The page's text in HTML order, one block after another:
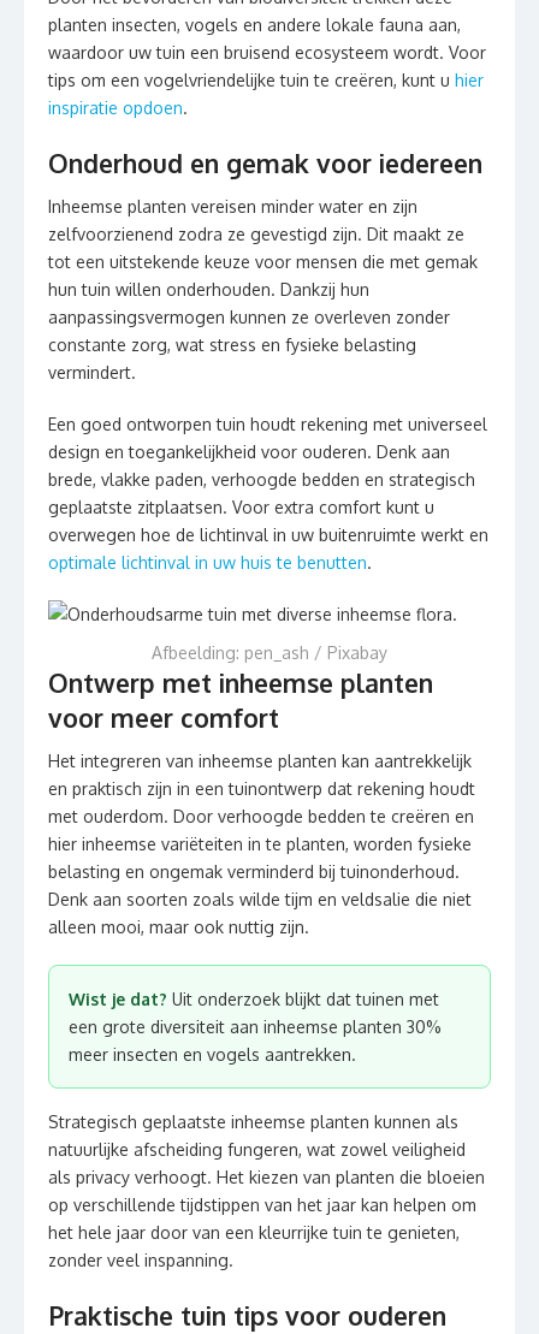
planten insecten, vogels en andere lokale fauna aan,
waardoor uw tuin een bruisend ecosysteem wordt. Voor
tips om een vogelvriendelijke tuin te creëren, kunt u hier
inspiratie opdoen.
Onderhoud en gemak voor iedereen
Inheemse planten vereisen minder water en zijn
zelfvoorzienend zodra ze gevestigd zijn. Dit maakt ze
tot een uitstekende keuze voor mensen die met gemak
hun tuin willen onderhouden. Dankzij hun
aanpassingsvermogen kunnen ze overleven zonder
constante zorg, wat stress en fysieke belasting
vermindert.
Een goed ontworpen tuin houdt rekening met universeel
design en toegankelijkheid voor ouderen. Denk aan
brede, vlakke paden, verhoogde bedden en strategisch
geplaatste zitplaatsen. Voor extra comfort kunt u
overwegen hoe de lichtinval in uw buitenruimte werkt en
optimale lichtinval in uw huis te benutten.
Afbeelding: pen_ash / Pixabay
Ontwerp met inheemse planten
voor meer comfort
Het integreren van inheemse planten kan aantrekkelijk
en praktisch zijn in een tuinontwerp dat rekening houdt
met ouderdom. Door verhoogde bedden te creëren en
hier inheemse variëteiten in te planten, worden fysieke
belasting en ongemak verminderd bij tuinonderhoud.
Denk aan soorten zoals wilde tijm en veldsalie die niet
alleen mooi, maar ook nuttig zijn.
Wist je dat? Uit onderzoek blijkt dat tuinen met
een grote diversiteit aan inheemse planten 30%
meer insecten en vogels aantrekken.
Strategisch geplaatste inheemse planten kunnen als
natuurlijke afscheiding fungeren, wat zowel veiligheid
als privacy verhoogt. Het kiezen van planten die bloeien
op verschillende tijdstippen van het jaar kan helpen om
het hele jaar door van een kleurrijke tuin te genieten,
zonder veel inspanning.
Praktische tuin tips voor ouderen